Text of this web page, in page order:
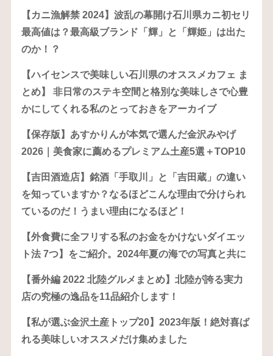
【カニ漁解禁 2024】波乱の幕開け石川県カニ初セリ
最高値は？最高級ブランド「輝」と「輝姫」は出た
のか！？
【ハイセンスで美味しい石川県のオススメカフェ ま
とめ】 非日常のステキ空間と格別な美味しさで心豊
かにしてくれる私のとっておきをアーカイブ
【保存版】あすかりんが本気で選んだ金沢みやげ
2026｜美食家に薦めるプレミアム土産5選＋TOP10
【吉田酒造店】銘酒「手取川」と「吉田蔵」の違い
を知っていますか？なるほどこんな理由で分けられ
ているのだ！うまい理由になるほど！
【外食費に全フリする私のお金をかけないダイエッ
ト法 7つ】をご紹介。2024年夏の海での写真と共に
【番外編 2022 北陸グルメまとめ】北陸が誇る実力
店の究極の逸品を11品紹介します！
【私が選ぶ金沢土産トップ20】2023年版！絶対喜ば
れる美味しいオススメだけ集めました